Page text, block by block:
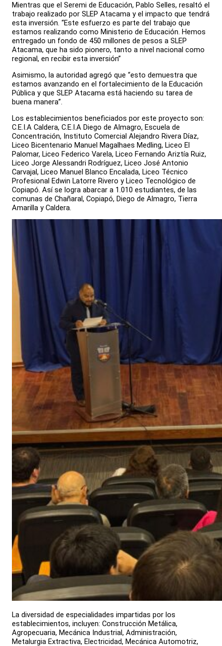
Mientras que el Seremi de Educación, Pablo Selles, resaltó el
trabajo realizado por SLEP Atacama y el impacto que tendrá
esta inversión. “Este esfuerzo es parte del trabajo que
estamos realizando como Ministerio de Educación. Hemos
entregado un fondo de 450 millones de pesos a SLEP
Atacama, que ha sido pionero, tanto a nivel nacional como
regional, en recibir esta inversión”
Asimismo, la autoridad agregó que “esto demuestra que
estamos avanzando en el fortalecimiento de la Educación
Pública y que SLEP Atacama está haciendo su tarea de
buena manera”.
Los establecimientos beneficiados por este proyecto son:
C.E.I.A Caldera, C.E.I.A Diego de Almagro, Escuela de
Concentración, Instituto Comercial Alejandro Rivera Díaz,
Liceo Bicentenario Manuel Magalhaes Medling, Liceo El
Palomar, Liceo Federico Varela, Liceo Fernando Ariztía Ruiz,
Liceo Jorge Alessandri Rodríguez, Liceo José Antonio
Carvajal, Liceo Manuel Blanco Encalada, Liceo Técnico
Profesional Edwin Latorre Rivero y Liceo Tecnológico de
Copiapó. Así se logra abarcar a 1.010 estudiantes, de las
comunas de Chañaral, Copiapó, Diego de Almagro, Tierra
Amarilla y Caldera.
La diversidad de especialidades impartidas por los
establecimientos, incluyen: Construcción Metálica,
Agropecuaria, Mecánica Industrial, Administración,
Metalurgia Extractiva, Electricidad, Mecánica Automotriz,